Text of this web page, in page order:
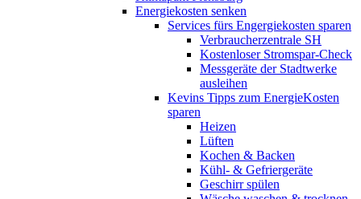
Energiekosten senken
Services fürs Engergiekosten sparen
Verbraucherzentrale SH
Kostenloser Stromspar-Check
Messgeräte der Stadtwerke
ausleihen
Kevins Tipps zum EnergieKosten
sparen
Heizen
Lüften
Kochen & Backen
Kühl- & Gefriergeräte
Geschirr spülen